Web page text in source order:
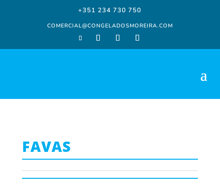
+351 234 730 750
COMERCIAL@CONGELADOSMOREIRA.COM
FAVAS